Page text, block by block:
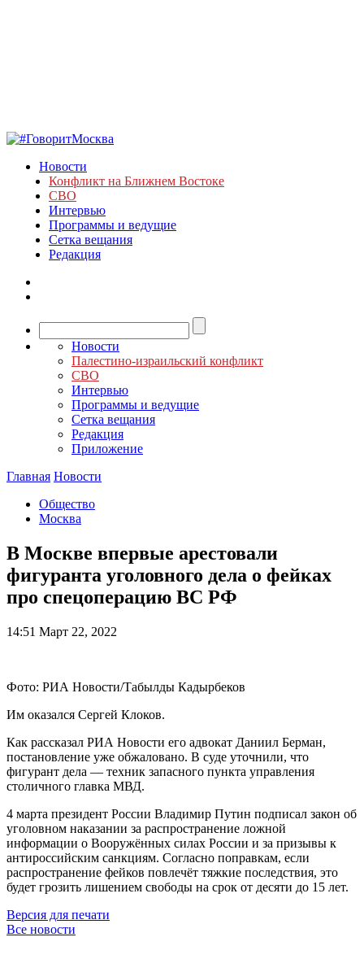
Новости
Конфликт на Ближнем Востоке
СВО
Интервью
Программы и ведущие
Сетка вещания
Редакция
Новости
Палестино-израильский конфликт
СВО
Интервью
Программы и ведущие
Сетка вещания
Редакция
Приложение
Главная Новости
Общество
Москва
В Москве впервые арестовали
фигуранта уголовного дела о фейках
про спецоперацию ВС РФ
14:51 Март 22, 2022
Фото: РИА Новости/Табылды Кадырбеков
Им оказался Сергей Клоков.
Как рассказал РИА Новости его адвокат Даниил Берман,
постановление уже обжаловано. В суде уточнили, что
фигурант дела — техник запасного пункта управления
столичного главка МВД.
4 марта президент России Владимир Путин подписал закон об
уголовном наказании за распространение ложной
информации о Вооружённых силах России и за призывы к
антироссийским санкциям. Согласно поправкам, если
распространение фейков повлечёт тяжкие последствия, это
будет грозить лишением свободы на срок от десяти до 15 лет.
Версия для печати
Все новости